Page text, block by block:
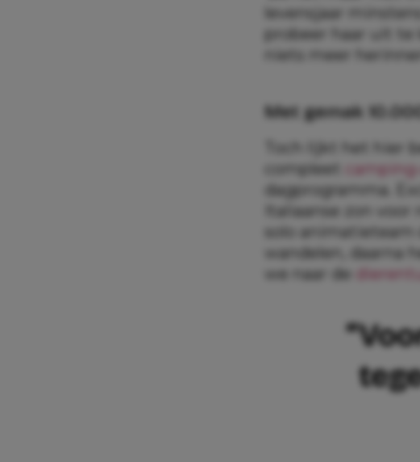
levensjaar
probeer haar uit te
niets meer
Met gemak
Toch lijkt het hier
compleet
dagprogramma.
Italiaanse zon
solo animatieteam
wandelen, daarna
we naar de